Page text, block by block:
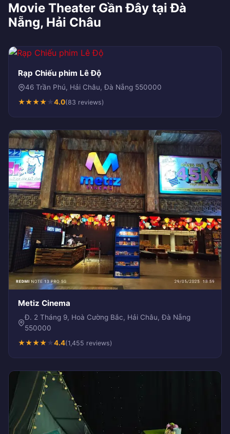
Movie Theater Gần Đây tại Đà
Nẵng, Hải Châu
Rạp Chiếu phim Lê Độ
46 Trần Phú, Hải Châu, Đà Nẵng 550000
★★★★★4.0(83 reviews)
Metiz Cinema
Đ. 2 Tháng 9, Hoà Cường Bắc, Hải Châu, Đà Nẵng
550000
★★★★★4.4(1,455 reviews)